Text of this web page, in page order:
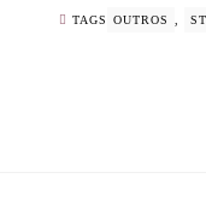
TAGS OUTROS